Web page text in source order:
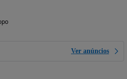
Ver anúncios